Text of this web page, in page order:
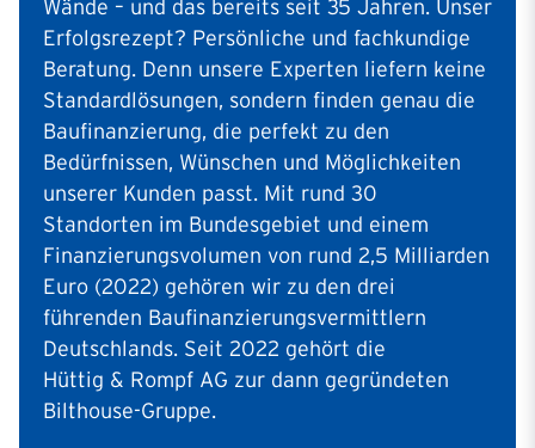
Wände – und das bereits seit 35 Jahren. Unser
Erfolgsrezept? Persönliche und fachkundige
Beratung. Denn unsere Experten liefern keine
Standardlösungen, sondern finden genau die
Baufinanzierung, die perfekt zu den
Bedürfnissen, Wünschen und Möglichkeiten
unserer Kunden passt. Mit rund 30
Standorten im Bundesgebiet und einem
Finanzierungsvolumen von rund 2,5 Milliarden
Euro (2022) gehören wir zu den drei
führenden Baufinanzierungsvermittlern
Deutschlands. Seit 2022 gehört die
Hüttig & Rompf AG zur dann gegründeten
Bilthouse-Gruppe.